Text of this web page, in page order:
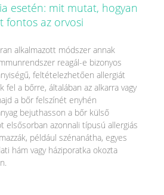
esetén: mit mutat, hogyan
fontos az orvosi
alkalmazott módszer annak
reagál-e bizonyos
feltételezhetően allergiát
fel a bőrre, általában az alkarra vagy
a bőr felszínét enyhén
bejuthasson a bőr külső
elsősorban azonnali típusú allergiás
például szénanátha, egyes
hám vagy háziporatka okozta